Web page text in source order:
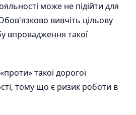
може не підійти для
вивчіть цільову
впровадження такої
такої дорогої
тому що є ризик роботи в